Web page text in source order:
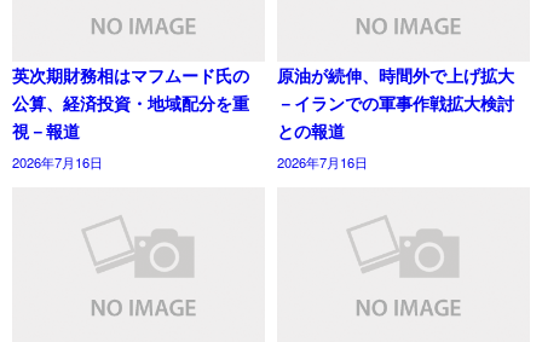
英次期財務相はマフムード氏の
公算、経済投資・地域配分を重
視－報道
2026年7月16日
原油が続伸、時間外で上げ拡大
－イランでの軍事作戦拡大検討
との報道
2026年7月16日